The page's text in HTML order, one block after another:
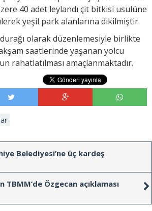
40 adet leylandı çit bitkisi usulüne
yeşil park alanlarına dikilmiştir.
olarak düzenlemesiyle birlikte
saatlerinde yaşanan yolcu
rahatlatılması amaçlanmaktadır.
Belediyesi’ne üç kardeş
TBMM’de Özgecan açıklaması